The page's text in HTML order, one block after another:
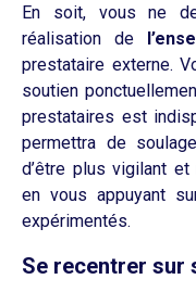
En soit, vous ne
réalisation de
prestataire externe.
soutien
prestataires est
permettra de
d’être plus vigilant
en vous appuyant
expérimentés.
Se recentrer